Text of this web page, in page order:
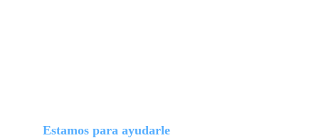
Estamos para ayudarle